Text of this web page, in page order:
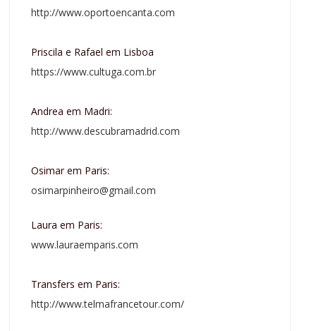
http://www.oportoencanta.com
Priscila e Rafael em Lisboa
https://www.cultuga.com.br
Andrea em Madri:
http://www.descubramadrid.com
Osimar em Paris:
osimarpinheiro@gmail.com
Laura em Paris:
www.lauraemparis.com
Transfers em Paris:
http://www.telmafrancetour.com/